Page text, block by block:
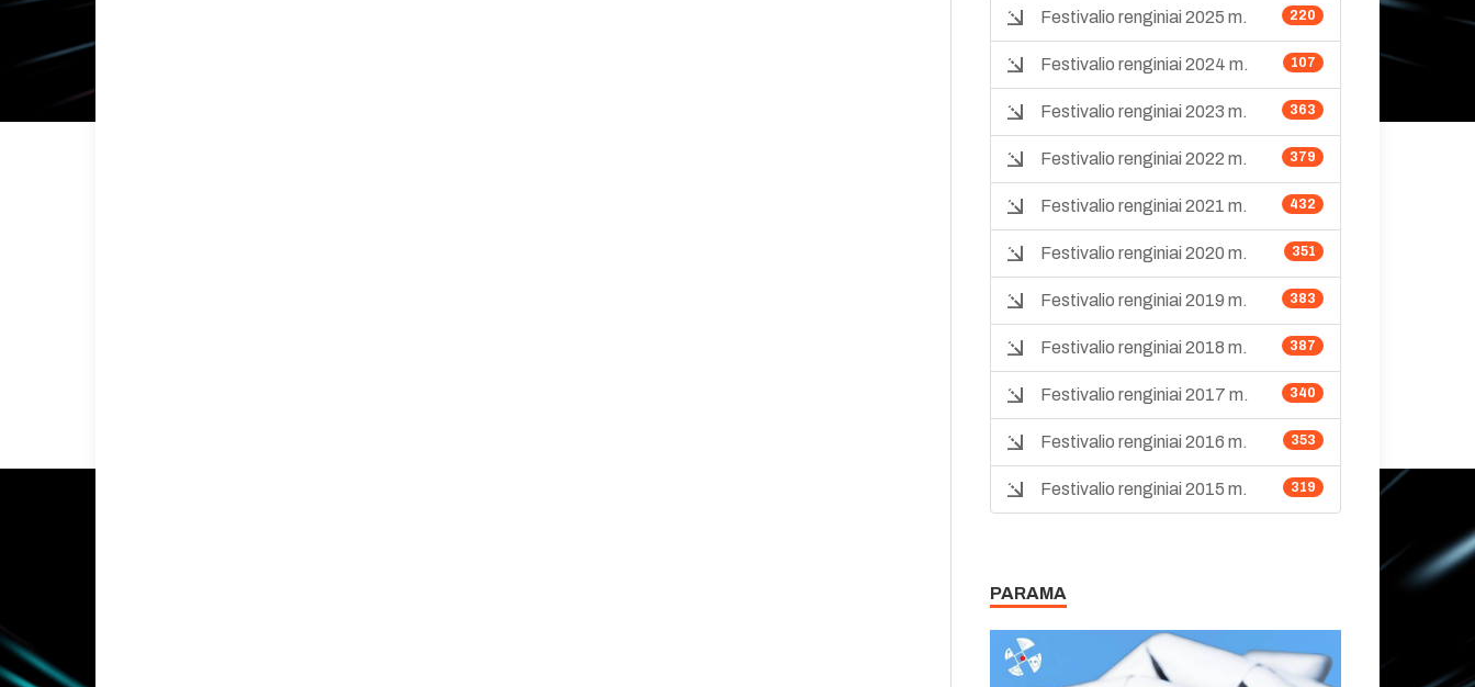
220
Festivalio renginiai 2025 m.
107
Festivalio renginiai 2024 m.
363
Festivalio renginiai 2023 m.
379
Festivalio renginiai 2022 m.
432
Festivalio renginiai 2021 m.
351
Festivalio renginiai 2020 m.
383
Festivalio renginiai 2019 m.
387
Festivalio renginiai 2018 m.
340
Festivalio renginiai 2017 m.
353
Festivalio renginiai 2016 m.
319
Festivalio renginiai 2015 m.
PARAMA